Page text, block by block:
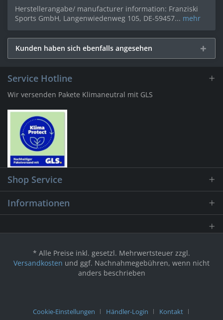
Herstellerangabe/ manufacturer information: Franziski
Sports GmbH, Langenwiedenweg 105, DE-59457... mehr
Kunden haben sich ebenfalls angesehen
Service Hotline
Wir versenden Pakete Klimaneutral mit GLS
Shop Service
Informationen
* Alle Preise inkl. gesetzl. Mehrwertsteuer zzgl.
Versandkosten und ggf. Nachnahmegebühren, wenn nicht
anders beschrieben
Cookie-Einstellungen Händler-Login Kontakt